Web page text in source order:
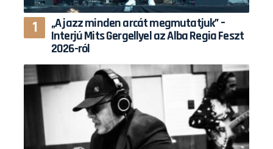
„A jazz minden arcát megmutatjuk” –
Interjú Mits Gergellyel az Alba Regia Feszt
2026-ról